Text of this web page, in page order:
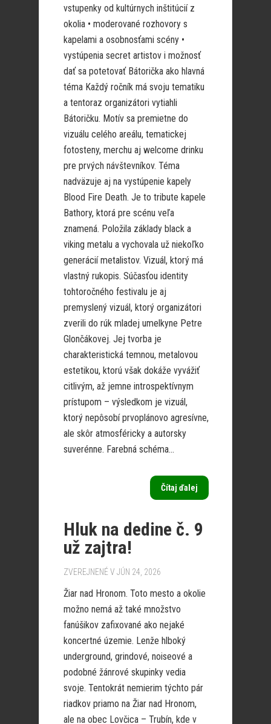
vstupenky od kultúrnych inštitúcií z
okolia • moderované rozhovory s
kapelami a osobnosťami scény •
vystúpenia secret artistov i možnosť
dať sa potetovať Bátorička ako hlavná
téma Každý ročník má svoju tematiku
a tentoraz organizátori vytiahli
Bátoričku. Motív sa premietne do
vizuálu celého areálu, tematickej
fotosteny, merchu aj welcome drinku
pre prvých návštevníkov. Téma
nadväzuje aj na vystúpenie kapely
Blood Fire Death. Je to tribute kapele
Bathory, ktorá pre scénu veľa
znamená. Položila základy black a
viking metalu a vychovala už niekoľko
generácií metalistov. Vizuál, ktorý má
vlastný rukopis. Súčasťou identity
tohtoročného festivalu je aj
premyslený vizuál, ktorý organizátori
zverili do rúk mladej umelkyne Petre
Glončákovej. Jej tvorba je
charakteristická temnou, metalovou
estetikou, ktorú však dokáže vyvážiť
citlivým, až jemne introspektívnym
prístupom – výsledkom je vizuál,
ktorý nepôsobí prvoplánovo agresívne,
ale skôr atmosféricky a autorsky
suverénne. Farebná schéma...
Čítaj ďalej
Hluk na dedine č. 9
už zajtra!
ZVEREJNENÉ V JÚN 24, 2026
Žiar nad Hronom. Toto mesto a okolie
možno nemá až také množstvo
fanúšikov zafixované ako nejaké
koncertné územie. Lenže hlboký
underground, grindové, noiseové a
podobné žánrové skupinky vedia
svoje. Tentokrát nemierim týchto pár
riadkov priamo na Žiar nad Hronom,
ale na obec Lovčica – Trubín, kde v